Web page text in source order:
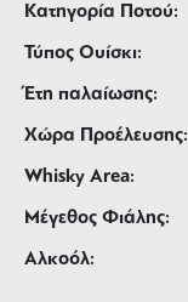
Κατηγορία Ποτού:
Τύπος Ουίσκι:
Έτη παλαίωσης:
Χώρα Προέλευσης:
Whisky Area:
Μέγεθος Φιάλης:
Αλκοόλ: